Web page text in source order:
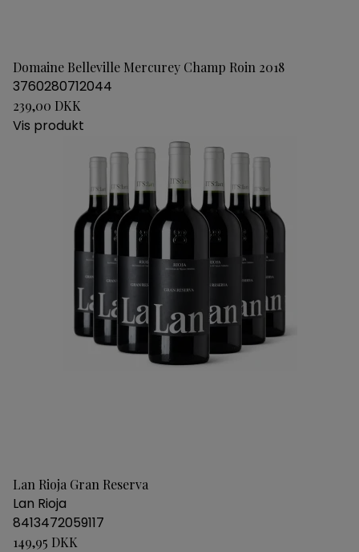
Domaine Belleville Mercurey Champ Roin 2018
3760280712044
239,00 DKK
Vis produkt
Lan Rioja Gran Reserva
Lan Rioja
8413472059117
149,95 DKK